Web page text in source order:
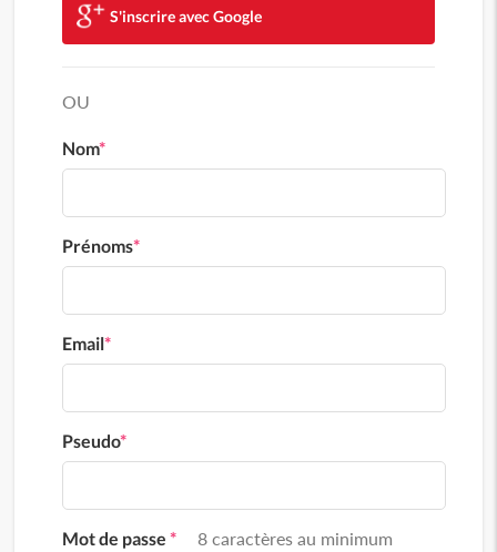
S'inscrire avec Google
OU
Nom*
Prénoms*
Email*
Pseudo*
Mot de passe * 8 caractères au minimum